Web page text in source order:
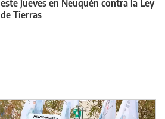
este jueves en Neuquén contra la Ley
de Tierras